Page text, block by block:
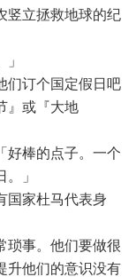
竖立拯救地球的纪
们订个国定假日吧
』或『大地
好棒的点子。一个
」
国家杜马代表身
琐事。他们要做很
升他们的意识没有